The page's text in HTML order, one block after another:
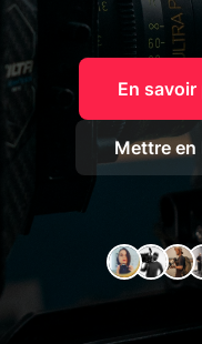
En
Mettre en